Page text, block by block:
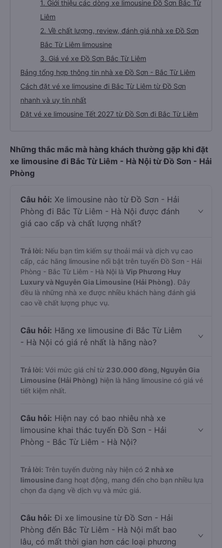
1. Giới thiệu các dòng xe limousine Đồ Sơn Bắc Từ
Liêm
2. Về chất lượng, review, đánh giá nhà xe Đồ Sơn
Bắc Từ Liêm limousine
3. Giá vé xe Đồ Sơn Bắc Từ Liêm
Bảng tổng hợp thông tin nhà xe Đồ Sơn - Bắc Từ Liêm
Cách đặt vé xe limousine đi Bắc Từ Liêm từ Đồ Sơn
nhanh và uy tín nhất
Đặt vé xe limousine Tết 2027 từ Đồ Sơn đi Bắc Từ Liêm
Những thắc mắc mà hàng khách thường gặp khi đặt
xe limousine đi Bắc Từ Liêm - Hà Nội từ Đồ Sơn - Hải
Phòng
Câu hỏi: Xe limousine nào từ Đồ Sơn - Hải
Phòng đi Bắc Từ Liêm - Hà Nội được đánh
giá cao cấp và chất lượng nhất?
Trả lời: Nếu bạn tìm kiếm sự thoải mái và dịch vụ cao
cấp, các hãng limousine nổi bật trên tuyến Đồ Sơn - Hải
Phòng - Bắc Từ Liêm - Hà Nội là Vip Phương Huy
Luxury và Nguyễn Gia Limousine (Hải Phòng). Đây
đều là những nhà xe được nhiều khách hàng đánh giá
cao về chất lượng phục vụ.
Câu hỏi: Hãng xe limousine đi Bắc Từ Liêm
- Hà Nội có giá rẻ nhất là hãng nào?
Trả lời: Với mức giá chỉ từ 230.000 đồng, Nguyễn Gia
Limousine (Hải Phòng) hiện là hãng limousine có giá vé
tiết kiệm nhất.
Câu hỏi: Hiện nay có bao nhiêu nhà xe
limousine khai thác tuyến Đồ Sơn - Hải
Phòng - Bắc Từ Liêm - Hà Nội?
Trả lời: Trên tuyến đường này hiện có 2 nhà xe
limousine đang hoạt động, mang đến cho bạn nhiều lựa
chọn đa dạng về dịch vụ và mức giá.
Câu hỏi: Đi xe limousine từ Đồ Sơn - Hải
Phòng đến Bắc Từ Liêm - Hà Nội mất bao
lâu, có mất thời gian hơn các loại phương